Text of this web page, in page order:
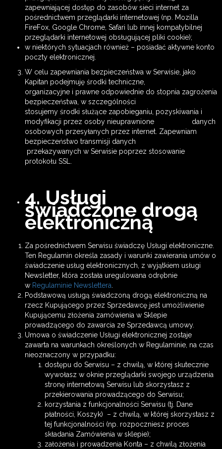
zapewniającej dostęp do zasobów sieci internet za
pośrednictwem przeglądarki internetowej (np. Mozilla
FireFox, Google Chrome, Safari lub innej kompatybilnej
przeglądarki internetowej obsługującej pliki cookie);
w niektórych sytuacjach również – posiadać aktywne konto
poczty elektronicznej.
W celu zapewniania bezpieczeństwa w Serwisie, jako
Kapitan podejmuję środki techniczne,
organizacyjne i prawne odpowiednie do stopnia zagrożenia
bezpieczeństwa, w szczególności
stosujemy środki służące zapobieganiu, pozyskiwania i
modyfikacji przez osoby nieuprawnione danych
osobowych przesyłanych przez internet. Zapewniam
bezpieczeństwo transmisji danych
przekazywanych w Serwisie poprzez stosowanie
protokołu SSL.
4. Usługi
świadczone drogą
elektroniczną
Za pośrednictwem Serwisu świadczę Usługi elektroniczne.
Ten Regulamin określa zasady i warunki zawierania umów o
świadczenie usług elektronicznych, z wyjątkiem usługi
Newsletter, która została uregulowana odrębnie
w Regulaminie Newslettera.
Podstawową usługą świadczoną drogą elektroniczną na
rzecz Kupującego przez Sprzedawcę jest umożliwienie
Kupującemu złożenia zamówienia w Sklepie
prowadzącego do zawarcia ze Sprzedawcą umowy.
Umowa o świadczenie Usługi elektronicznej zostaje
zawarta na warunkach określonych w Regulaminie, na czas
nieoznaczony w przypadku:
dostępu do Serwisu – z chwilą, w której skutecznie
wywołasz w oknie przeglądarki swojego urządzenia
stronę internetową Serwisu lub skorzystasz z
przekierowania prowadzącego do Serwisu;
korzystania z funkcjonalności Serwisu (tj. Dane
płatności, Koszyk) – z chwilą, w której skorzystasz z
tej funkcjonalności (np. rozpoczniesz proces
składania Zamówienia w sklepie);
założenia i prowadzenia Konta – z chwilą złożenia